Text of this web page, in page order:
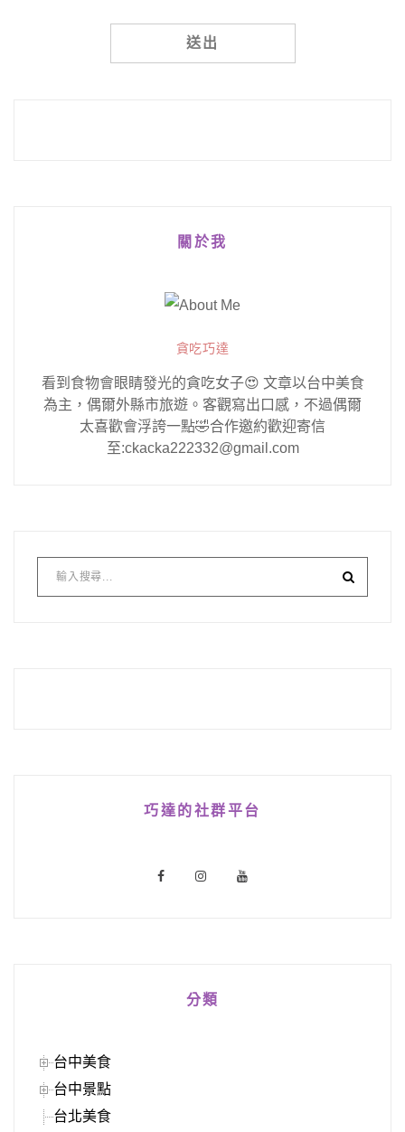
關於我
貪吃巧達
看到食物會眼睛發光的貪吃女子😍 文章以台中美食
為主，偶爾外縣市旅遊。客觀寫出口感，不過偶爾
太喜歡會浮誇一點🤣合作邀約歡迎寄信
至:ckacka222332@gmail.com
巧達的社群平台
分類
台中美食
台中景點
台北美食